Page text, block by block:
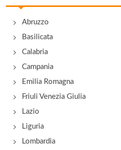
Abruzzo
Basilicata
Calabria
Campania
Emilia Romagna
Friuli Venezia Giulia
Lazio
Liguria
Lombardia